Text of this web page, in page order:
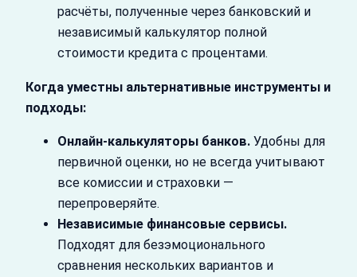
расчёты, полученные через банковский и
независимый калькулятор полной
стоимости кредита с процентами.
Когда уместны альтернативные инструменты и
подходы:
Онлайн‑калькуляторы банков. Удобны для
первичной оценки, но не всегда учитывают
все комиссии и страховки —
перепроверяйте.
Независимые финансовые сервисы.
Подходят для безэмоционального
сравнения нескольких вариантов и